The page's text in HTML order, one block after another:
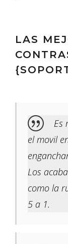
LAS
Es
el movil
Los
como la
5 a 1.